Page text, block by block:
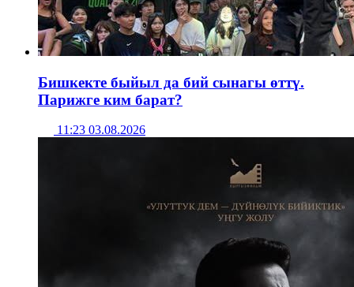
Бишкекте быйыл да бий сынагы өттү.
Парижге ким барат?
11:23 03.08.2026